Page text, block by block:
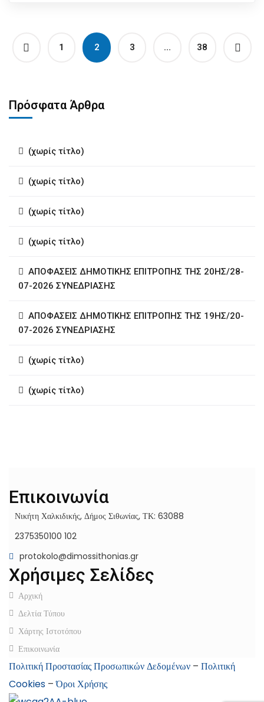
1 2 3 … 38
Πρόσφατα Άρθρα
(χωρίς τίτλο)
(χωρίς τίτλο)
(χωρίς τίτλο)
(χωρίς τίτλο)
ΑΠΟΦΑΣΕΙΣ ΔΗΜΟΤΙΚΗΣ ΕΠΙΤΡΟΠΗΣ ΤΗΣ 20ΗΣ/28-
07-2026 ΣΥΝΕΔΡΙΑΣΗΣ
ΑΠΟΦΑΣΕΙΣ ΔΗΜΟΤΙΚΗΣ ΕΠΙΤΡΟΠΗΣ ΤΗΣ 19ΗΣ/20-
07-2026 ΣΥΝΕΔΡΙΑΣΗΣ
(χωρίς τίτλο)
(χωρίς τίτλο)
Επικοινωνία
Νικήτη Χαλκιδικής, Δήμος Σιθωνίας, ΤΚ: 63088
2375350100 102
protokolo@dimossithonias.gr
Χρήσιμες Σελίδες
Αρχική
Δελτία Τύπου
Χάρτης Ιστοτόπου
Επικοινωνία
Πολιτική Προστασίας Προσωπικών Δεδομένων – Πολιτική
Cookies –Όροι Χρήσης